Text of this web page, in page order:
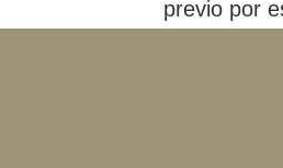
previo por